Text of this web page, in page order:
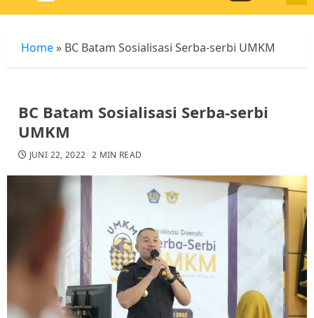
Menu
Home » BC Batam Sosialisasi Serba-serbi UMKM
BC Batam Sosialisasi Serba-serbi
UMKM
JUNI 22, 2022 2 MIN READ